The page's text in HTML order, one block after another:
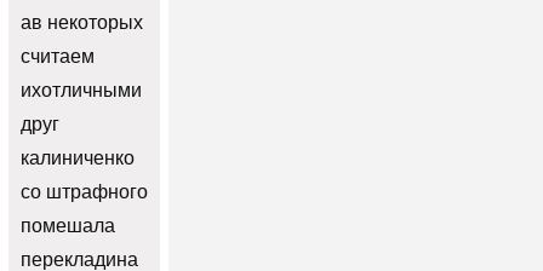
ав некоторых
считаем
ихотличными
друг
калиниченко
со штрафного
помешала
перекладина